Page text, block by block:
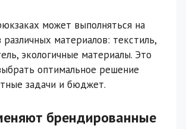
может выполняться на
различных материалов: текстиль,
экологичные материалы. Это
оптимальное решение
задачи и бюджет.
брендированные